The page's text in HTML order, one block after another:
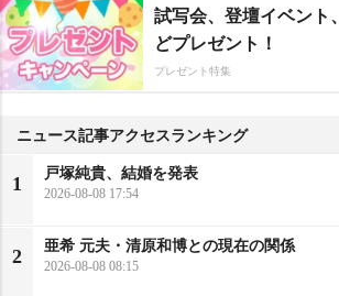
試写会、登壇イベント
どプレゼント！
プレゼント特集
ニュース記事アクセスランキング
1
戸塚純貴、結婚を発表
2026-08-08 17:54
2
亜希 元夫・清原和博との現在の関係
2026-08-08 08:15